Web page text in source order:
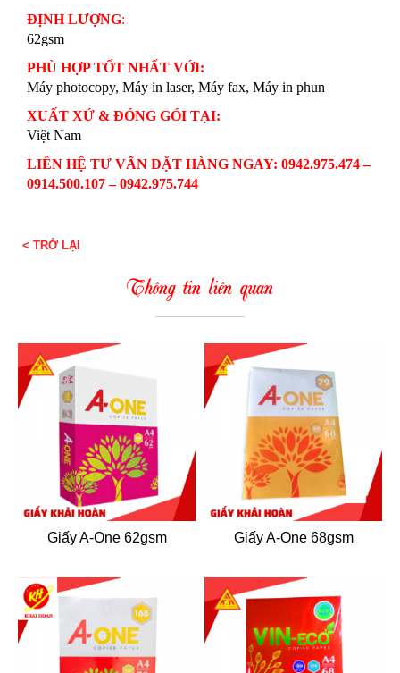
ĐỊNH LƯỢNG:
62gsm
PHÙ HỢP TỐT NHẤT VỚI:
Máy photocopy, Máy in laser, Máy fax, Máy in phun
XUẤT XỨ & ĐÓNG GÓI TẠI:
Việt Nam
LIÊN HỆ TƯ VẤN ĐẶT HÀNG NGAY: 0942.975.474 –
0914.500.107 – 0942.975.744
< TRỞ LẠI
Thông tin liên quan
Giấy A-One 62gsm Giấy A-One 68gsm